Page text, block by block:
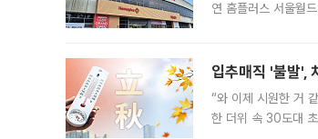
연 홈플러스 서울월
입추매직 '불발',
“와 이제 시원한 거
한 더위 속 30도대